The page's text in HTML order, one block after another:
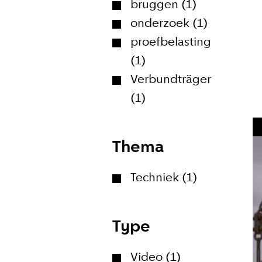
Meld
Blijf
Amsterdam.
E-
bruggen (1)
onderzoek (1)
proefbelasting
(1)
Verbundträger
(1)
Thema
Techniek (1)
Type
Video (1)